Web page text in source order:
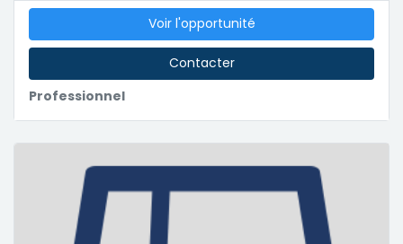
Professionnel
Voir l'opportunité
Contacter